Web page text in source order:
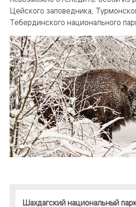
Цейского заповедника,
Тебердинского национального
Шахдагский национальный